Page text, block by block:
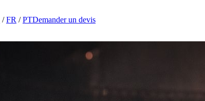
/FR /PTDemander un devis